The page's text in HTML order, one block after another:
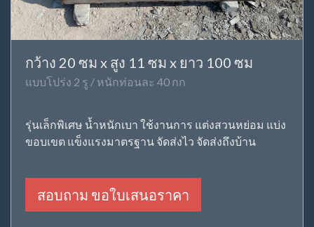
กว้าง 20 ซม x สูง 11 ซม x ยาว 100 ซม
แบบโปร่ง 2 รู / หนักท่อนละ 40 กก
รุ่นเล็กพิเศษ น้ำหนักเบา ใช้งานการ แต่งสวนหย่อม แบ่ง
ขอบเขต แข็งแรงมาตรฐาน จัดส่งไว จัดส่งถึงบ้าน
สอบถาม ขอใบเสนอราคา